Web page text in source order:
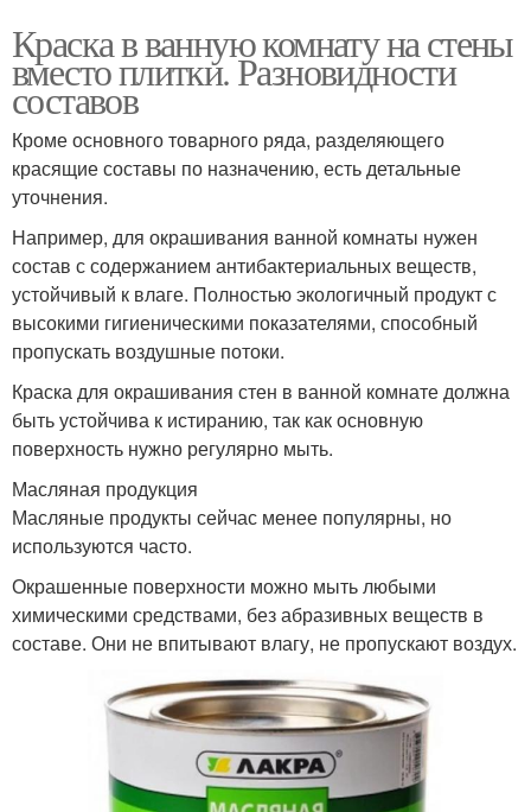
Краска в ванную комнату на стены
вместо плитки. Разновидности
составов
Кроме основного товарного ряда, разделяющего
красящие составы по назначению, есть детальные
уточнения.
Например, для окрашивания ванной комнаты нужен
состав с содержанием антибактериальных веществ,
устойчивый к влаге. Полностью экологичный продукт с
высокими гигиеническими показателями, способный
пропускать воздушные потоки.
Краска для окрашивания стен в ванной комнате должна
быть устойчива к истиранию, так как основную
поверхность нужно регулярно мыть.
Масляная продукция
Масляные продукты сейчас менее популярны, но
используются часто.
Окрашенные поверхности можно мыть любыми
химическими средствами, без абразивных веществ в
составе. Они не впитывают влагу, не пропускают воздух.